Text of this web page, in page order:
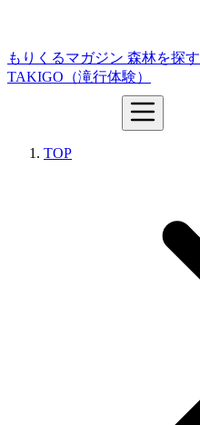
もりくるマガジン 森林を探す
TAKIGO（滝行体験）
TOP